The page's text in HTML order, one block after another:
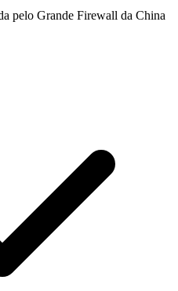
pelo Grande Firewall da China